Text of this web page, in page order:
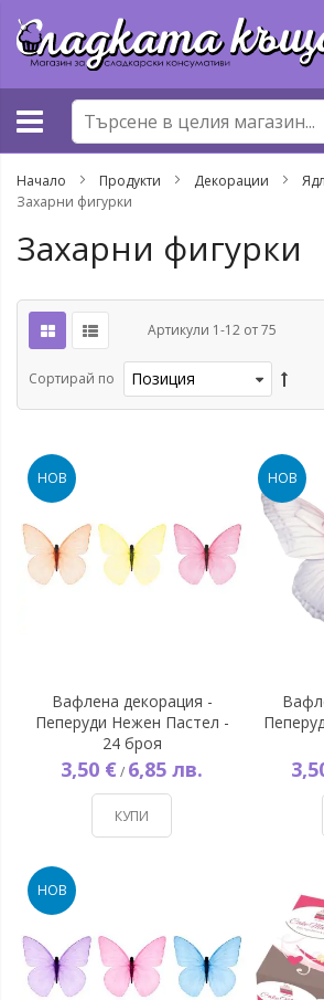
към
съдържанието
Начало Продукти Декорации
Захарни фигурки
Захарни фигурки
Артикули 1-12 от75
Сортирай по
НОВ
Вафлена декорация -
Пеперуди Нежен Пастел -
24 броя
3,50 € / 6,85 лв.
КУПИ
НОВ
НОВ